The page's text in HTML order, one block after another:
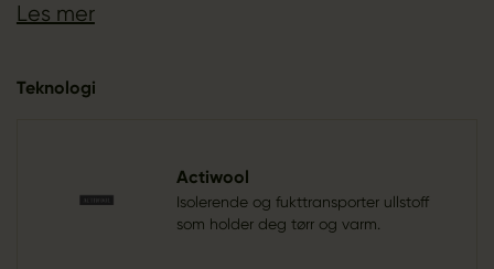
Les mer
Teknologi
Actiwool
Isolerende og fukttransporter ullstoff
som holder deg tørr og varm.